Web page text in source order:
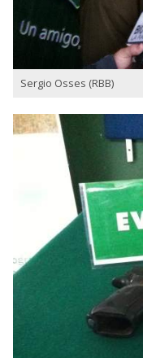
Sergio Osses (RBB)